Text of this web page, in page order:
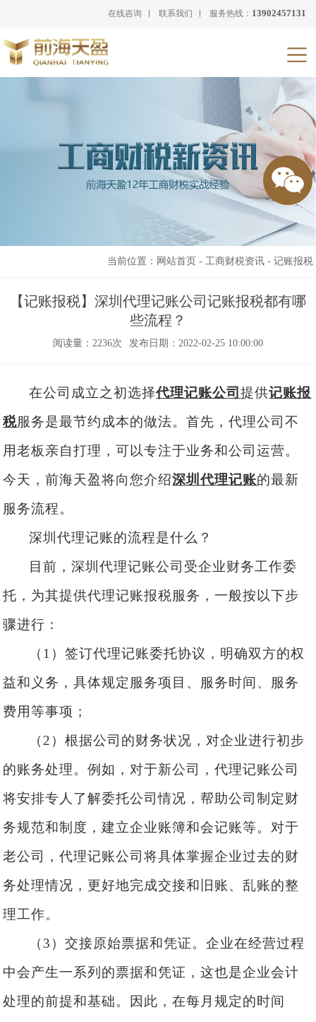
在线咨询 联系我们 服务热线： 13902457131
当前位置： 网站首页 - 工商财税资讯- 记账报税
【记账报税】深圳代理记账公司记账报税都有哪
些流程？
阅读量：2236次 发布日期：2022-02-25 10:00:00
在公司 成立之初选择代理记账公司提供记账报
税服务是最节约成本的做法。首先 ，代理公司不
用老板亲自打理，可以专注于业务和公司运营。
今天，前海天盈将向您介绍深圳代理记账的最新
服务流程。
深圳代理记账的流程是什么？
目前，深圳代理记账公司受企业财务工作委
托，为其提供代理记账报税服务，一般按以下步
骤进行：
（ 1）签订代理记账委托协议，明确双方的权
益和义务，具体规定服务项目、服务时间、服务
费用等事项；
（ 2）根据公司的财务状况，对企业进行初步
的账务处理。例如，对于新公司，代理记账公司
将安排专人了解委托公司情况，帮助公司制定财
务规范和制度，建立企业账簿和会记账等。对于
老公司，代理记账公司将具体掌握企业过去的财
务处理情况，更好地完成交接和 旧账、乱账的整
理工作。
（ 3）交接原始票据和凭证。企业在经营过程
中会产生一系列的票据和凭证，这也是企业会计
处理的前提和基础。因此，在每月规定的时间